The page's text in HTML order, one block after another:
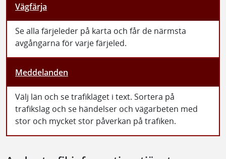
Vägfärja
Se alla färjeleder på karta och får de närmsta
avgångarna för varje färjeled.
Meddelanden
Välj län och se trafikläget i text. Sortera på
trafikslag och se händelser och vägarbeten med
stor och mycket stor påverkan på trafiken.